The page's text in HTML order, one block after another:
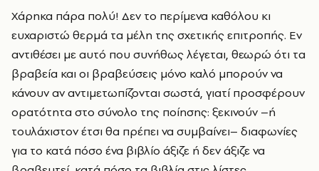
Χάρηκα πάρα πολύ! Δεν το περίμενα καθόλου κι
ευχαριστώ θερμά τα μέλη της σχετικής επιτροπής. Εν
αντιθέσει με αυτό που συνήθως λέγεται, θεωρώ ότι τα
βραβεία και οι βραβεύσεις μόνο καλό μπορούν να
κάνουν αν αντιμετωπίζονται σωστά, γιατί προσφέρουν
ορατότητα στο σύνολο της ποίησης: ξεκινούν –ή
τουλάχιστον έτσι θα πρέπει να συμβαίνει– διαφωνίες
για το κατά πόσο ένα βιβλίο άξιζε ή δεν άξιζε να